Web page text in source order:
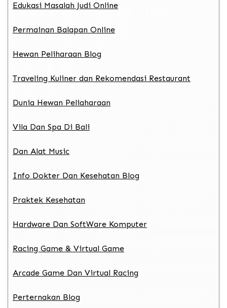
Edukasi Masalah Judi Online
Permainan Balapan Online
Hewan Peliharaan Blog
Traveling Kuliner dan Rekomendasi Restaurant
Dunia Hewan Peliaharaan
Vila Dan Spa Di Bali
Dan Alat Music
Info Dokter Dan Kesehatan Blog
Praktek Kesehatan
Hardware Dan SoftWare Komputer
Racing Game & Virtual Game
Arcade Game Dan Virtual Racing
Perternakan Blog